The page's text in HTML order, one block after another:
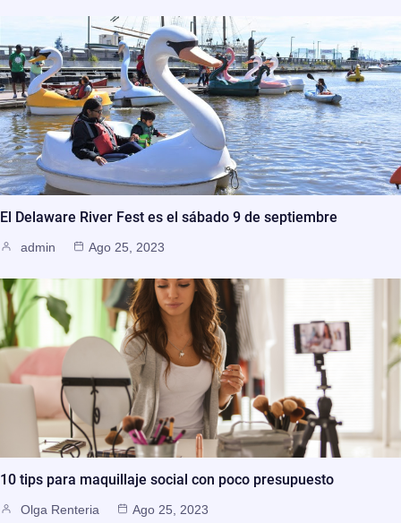
El Delaware River Fest es el sábado 9 de septiembre
admin Ago 25, 2023
10 tips para maquillaje social con poco presupuesto
Olga Renteria Ago 25, 2023